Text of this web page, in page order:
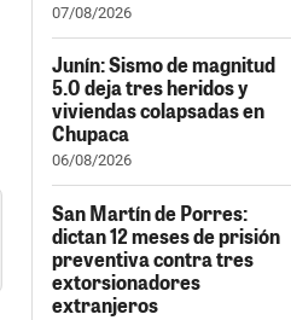
07/08/2026
Junín: Sismo de magnitud
5.0 deja tres heridos y
viviendas colapsadas en
Chupaca
06/08/2026
San Martín de Porres:
dictan 12 meses de prisión
preventiva contra tres
extorsionadores
extranjeros